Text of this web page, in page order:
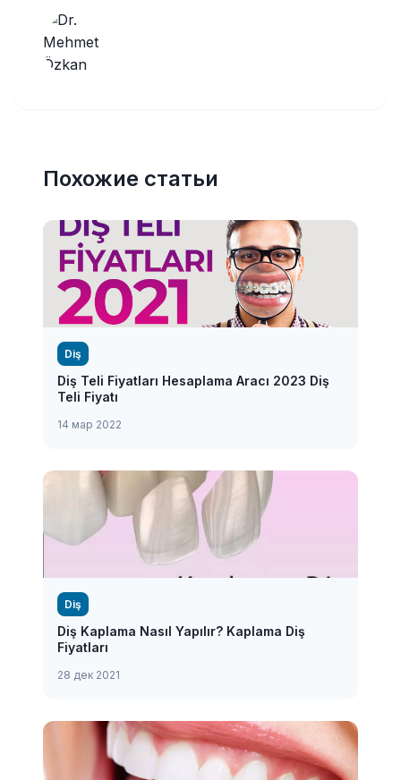
Похожие статьи
Diş
Diş Teli Fiyatları Hesaplama Aracı 2023 Diş
Teli Fiyatı
14 мар 2022
Diş
Diş Kaplama Nasıl Yapılır? Kaplama Diş
Fiyatları
28 дек 2021